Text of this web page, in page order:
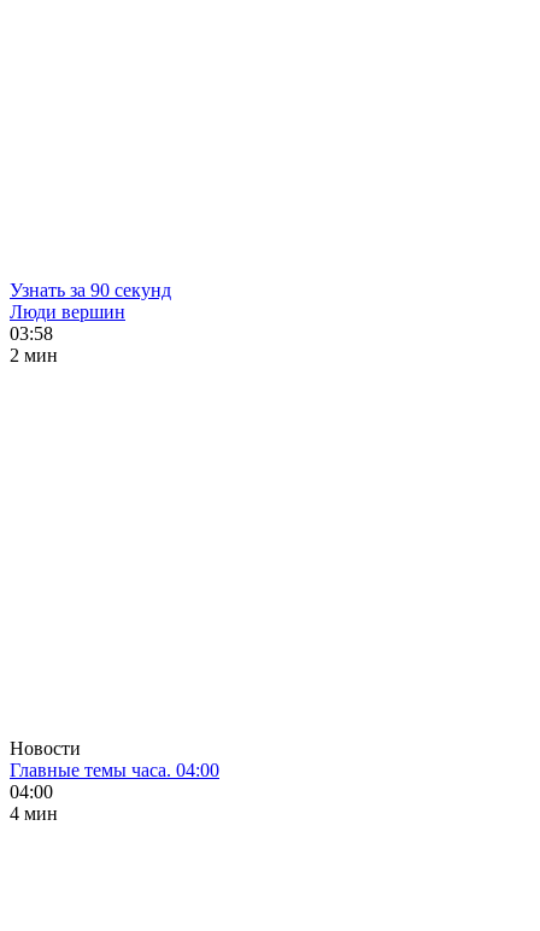
Узнать за 90 секунд
Люди вершин
03:58
2 мин
Новости
Главные темы часа. 04:00
04:00
4 мин